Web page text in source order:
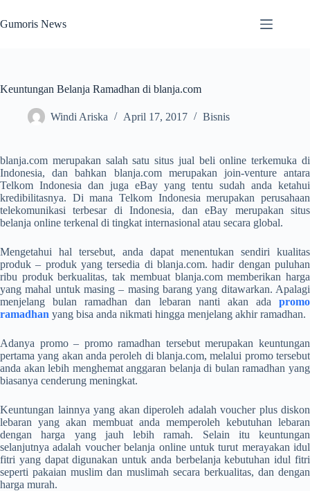
to
content
Gumoris News
Keuntungan Belanja Ramadhan di blanja.com
Windi Ariska April 17, 2017 Bisnis
blanja.com merupakan salah satu situs jual beli online terkemuka di
Indonesia, dan bahkan blanja.com merupakan join-venture antara
Telkom Indonesia dan juga eBay yang tentu sudah anda ketahui
kredibilitasnya. Di mana Telkom Indonesia merupakan perusahaan
telekomunikasi terbesar di Indonesia, dan eBay merupakan situs
belanja online terkenal di tingkat internasional atau secara global.
Mengetahui hal tersebut, anda dapat menentukan sendiri kualitas
produk – produk yang tersedia di blanja.com. hadir dengan puluhan
ribu produk berkualitas, tak membuat blanja.com memberikan harga
yang mahal untuk masing – masing barang yang ditawarkan. Apalagi
menjelang bulan ramadhan dan lebaran nanti akan ada promo
ramadhan yang bisa anda nikmati hingga menjelang akhir ramadhan.
Adanya promo – promo ramadhan tersebut merupakan keuntungan
pertama yang akan anda peroleh di blanja.com, melalui promo tersebut
anda akan lebih menghemat anggaran belanja di bulan ramadhan yang
biasanya cenderung meningkat.
Keuntungan lainnya yang akan diperoleh adalah voucher plus diskon
lebaran yang akan membuat anda memperoleh kebutuhan lebaran
dengan harga yang jauh lebih ramah. Selain itu keuntungan
selanjutnya adalah voucher belanja online untuk turut merayakan idul
fitri yang dapat digunakan untuk anda berbelanja kebutuhan idul fitri
seperti pakaian muslim dan muslimah secara berkualitas, dan dengan
harga murah.